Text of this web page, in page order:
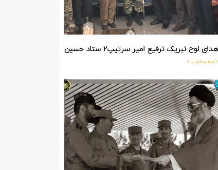
لوح تبریک ترفیع امیر سرتیپ۲ ستاد حسین صادق زاده فرمانده تیپ ۲۵ واکنش سریع شهید آبگون نزاجا مستقر در تبریز
مطلب »